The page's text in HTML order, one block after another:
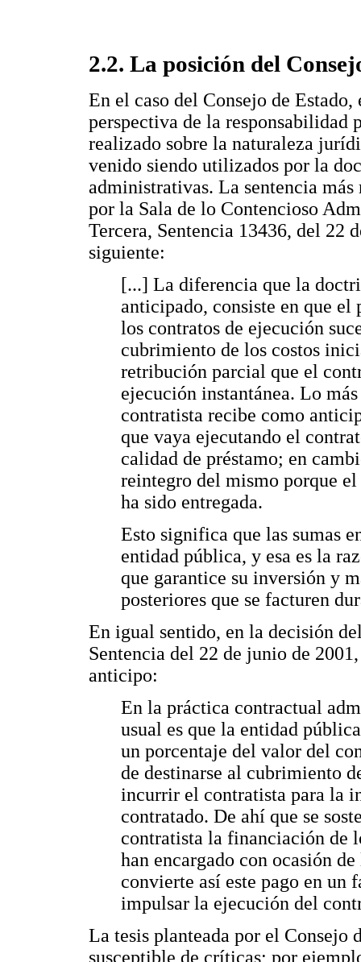
2.2. La posición del
En el caso del Consejo de
perspectiva de la responsabilidad
realizado sobre la naturaleza
venido siendo utilizados por la
administrativas. La sentencia
por la Sala de lo Contencioso
Tercera, Sentencia 13436, del 22
siguiente:
[...] La diferencia que la
anticipado, consiste en que
los contratos de ejecución
cubrimiento de los costos
retribución parcial que el
ejecución instantánea. Lo
contratista recibe como
que vaya ejecutando el
calidad de préstamo; en
reintegro del mismo porque
ha sido entregada.
Esto significa que las sumas
entidad pública, y esa es la
que garantice su inversión y
posteriores que se facturen
En igual sentido, en la decisión
Sentencia del 22 de junio de
anticipo:
En la práctica contractual
usual es que la entidad
un porcentaje del valor del
de destinarse al cubrimiento
incurrir el contratista para la
contratado. De ahí que se
contratista la financiación de
han encargado con ocasión
convierte así este pago en un
impulsar la ejecución del
La tesis planteada por el Consejo
susceptible de críticas; por